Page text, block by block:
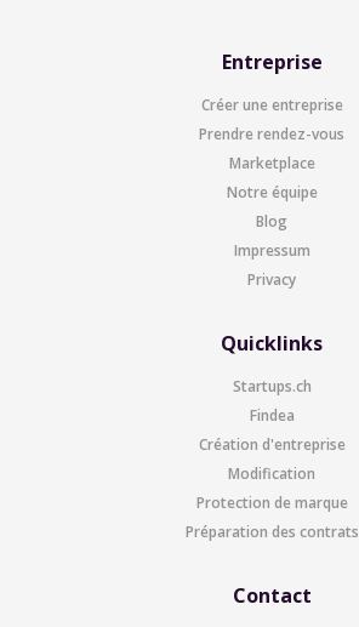
Entreprise
Créer une entreprise
Prendre rendez-vous
Marketplace
Notre équipe
Blog
Impressum
Privacy
Quicklinks
Startups.ch
Findea
Création d'entreprise
Modification
Protection de marque
Préparation des contrats
Contact